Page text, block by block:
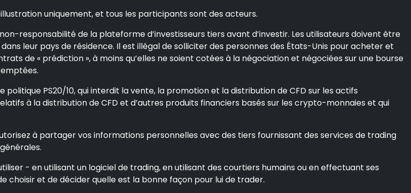
uniquement, et tous les participants sont des acteurs.
responsabilité de la plateforme d’investisseurs tiers avant d’investir. Les utilisateurs doivent être
leur pays de résidence. Il est illégal de solliciter des personnes des États-Unis pour acheter et
de « prédiction », à moins qu’elles ne soient cotées à la négociation et négociées sur une bourse
PS20/10, qui interdit la vente, la promotion et la distribution de CFD sur les actifs
à la distribution de CFD et d’autres produits financiers basés sur les crypto-monnaies et qui
à partager vos informations personnelles avec des tiers fournissant des services de trading
- en utilisant un logiciel de trading, en utilisant des courtiers humains ou en effectuant ses
et de décider quelle est la bonne façon pour lui de trader.